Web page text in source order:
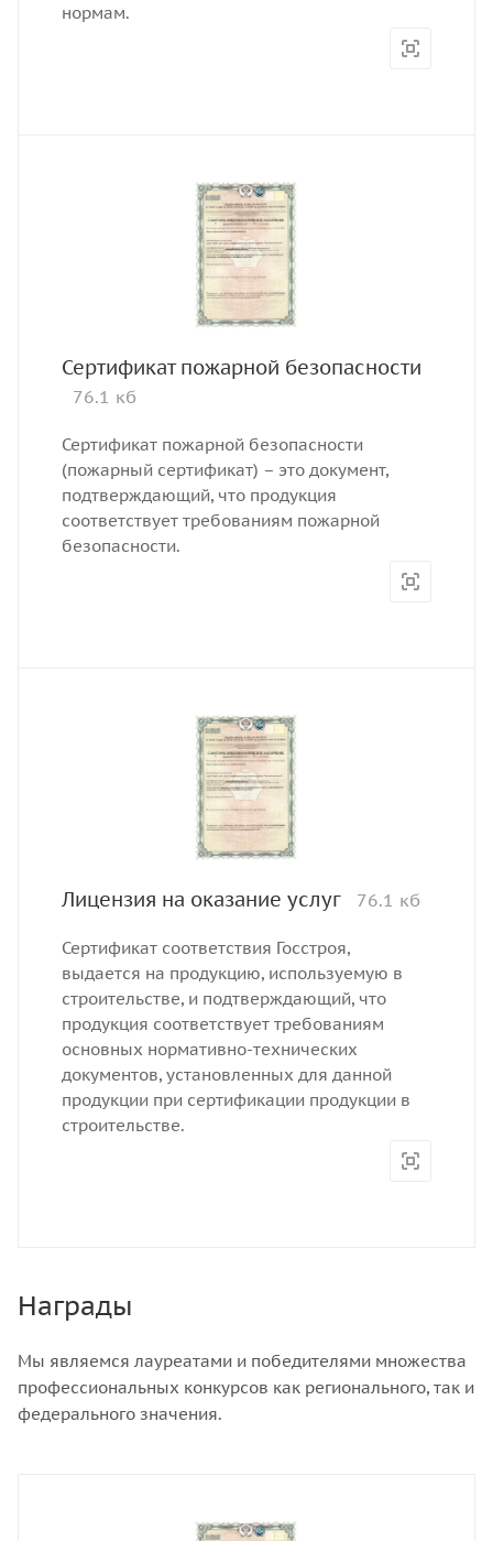
нормам.
Сертификат пожарной безопасности
76.1 кб
Сертификат пожарной безопасности
(пожарный сертификат) – это документ,
подтверждающий, что продукция
соответствует требованиям пожарной
безопасности.
Лицензия на оказание услуг 76.1 кб
Сертификат соответствия Госстроя,
выдается на продукцию, используемую в
строительстве, и подтверждающий, что
продукция соответствует требованиям
основных нормативно-технических
документов, установленных для данной
продукции при сертификации продукции в
строительстве.
Награды
Мы являемся лауреатами и победителями множества
профессиональных конкурсов как регионального, так и
федерального значения.